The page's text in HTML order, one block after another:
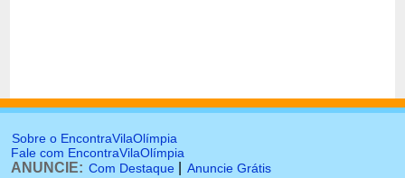
Sobre o EncontraVilaOlímpia
Fale com EncontraVilaOlímpia
ANUNCIE: Com Destaque Anuncie Grátis